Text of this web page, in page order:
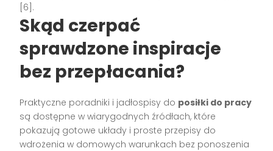
[6].
Skąd czerpać
sprawdzone inspiracje
bez przepłacania?
Praktyczne poradniki i jadłospisy do posiłki do pracy
są dostępne w wiarygodnych źródłach, które
pokazują gotowe układy i proste przepisy do
wdrożenia w domowych warunkach bez ponoszenia